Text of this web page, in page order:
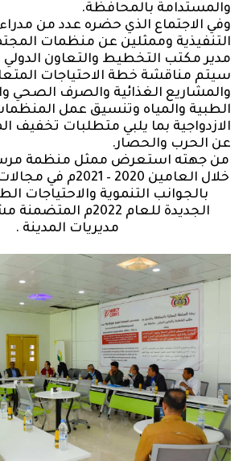
والمستدامة بالمحافظة.
وفي الاجتماع الذي حضره عدد من
التنفيذية وممثلين عن منظمات
مدير مكتب التخطيط والتعاون الدولي
سيتم مناقشة خطة الاحتياجات
والمشاريع الغذائية والصرف الصحي
الطبية والمياه وتنسيق عمل
الازدواجية بما يلبي متطلبات تخفيف
عن الحرب والحصار.
من جهته استعرض ممثل منظمة
خلال العامين 2020 –
بالجوانب التنموية والاحتياجات
الجديدة للعام 2022م
مديريات المدينة .